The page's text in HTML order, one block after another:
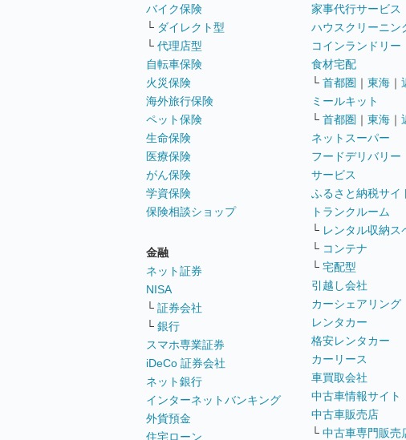
バイク保険
└ ダイレクト型
└ 代理店型
自転車保険
火災保険
海外旅行保険
ペット保険
生命保険
医療保険
がん保険
学資保険
保険相談ショップ
金融
ネット証券
NISA
└ 証券会社
└ 銀行
スマホ専業証券
iDeCo 証券会社
ネット銀行
インターネットバンキング
外貨預金
住宅ローン
家事代行サービス
ハウスクリーニン
コインランドリー
食材宅配
└ 首都圏 ｜ 東海 ｜
ミールキット
└ 首都圏 ｜ 東海 ｜
ネットスーパー
フードデリバリー
サービス
ふるさと納税サイ
トランクルーム
└ レンタル収納ス
└ コンテナ
└ 宅配型
引越し会社
カーシェアリング
レンタカー
格安レンタカー
カーリース
車買取会社
中古車情報サイト
中古車販売店
└ 中古車専門販売